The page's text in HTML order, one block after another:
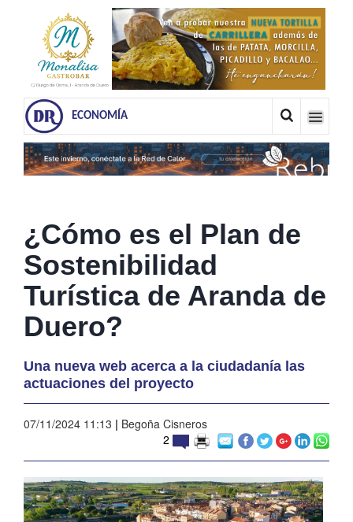
ECONOMÍA
¿Cómo es el Plan de
Sostenibilidad
Turística de Aranda de
Duero?
Una nueva web acerca a la ciudadanía las
actuaciones del proyecto
07/11/2024 11:13 | Begoña Cisneros
2